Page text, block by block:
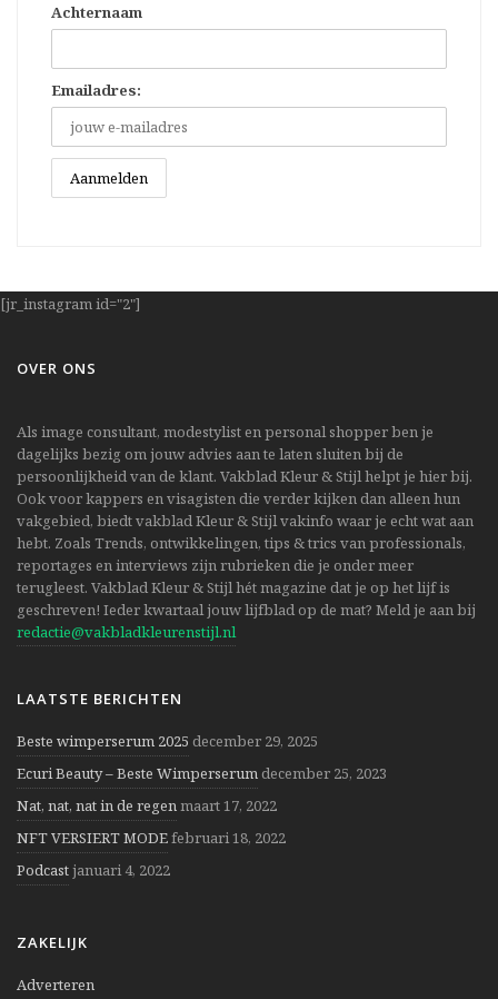
Achternaam
Emailadres:
[jr_instagram id="2"]
OVER ONS
Als image consultant, modestylist en personal shopper ben je
dagelijks bezig om jouw advies aan te laten sluiten bij de
persoonlijkheid van de klant. Vakblad Kleur & Stijl helpt je hier bij.
Ook voor kappers en visagisten die verder kijken dan alleen hun
vakgebied, biedt vakblad Kleur & Stijl vakinfo waar je echt wat aan
hebt. Zoals Trends, ontwikkelingen, tips & trics van professionals,
reportages en interviews zijn rubrieken die je onder meer
terugleest. Vakblad Kleur & Stijl hét magazine dat je op het lijf is
geschreven! Ieder kwartaal jouw lijfblad op de mat? Meld je aan bij
redactie@vakbladkleurenstijl.nl
LAATSTE BERICHTEN
Beste wimperserum 2025 december 29, 2025
Ecuri Beauty – Beste Wimperserum december 25, 2023
Nat, nat, nat in de regenmaart 17, 2022
NFT VERSIERT MODEfebruari 18, 2022
Podcastjanuari 4, 2022
ZAKELIJK
Adverteren